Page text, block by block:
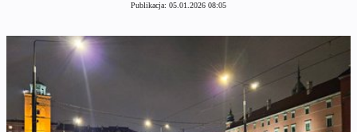
Publikacja: 05.01.2026 08:05